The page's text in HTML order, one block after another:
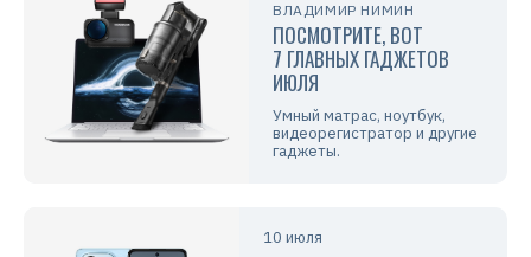
ВЛАДИМИР НИМИН
ПОСМОТРИТЕ, ВОТ
7 ГЛАВНЫХ ГАДЖЕТОВ
ИЮЛЯ
Умный матрас, ноутбук,
видеорегистратор и другие
гаджеты.
10 июля